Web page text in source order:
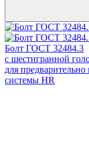
Болт ГОСТ 32484.3
с шестигранной
для
системы HR